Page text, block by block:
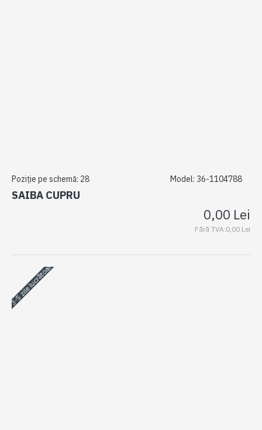
Poziție pe schemă: 28 Model: 36-1104788
SAIBA CUPRU
0,00 Lei
Fără TVA:0,00 Lei
3-5 zile lucrătoare